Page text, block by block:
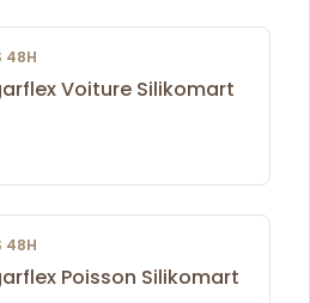
48H
Voiture Silikomart
48H
Poisson Silikomart